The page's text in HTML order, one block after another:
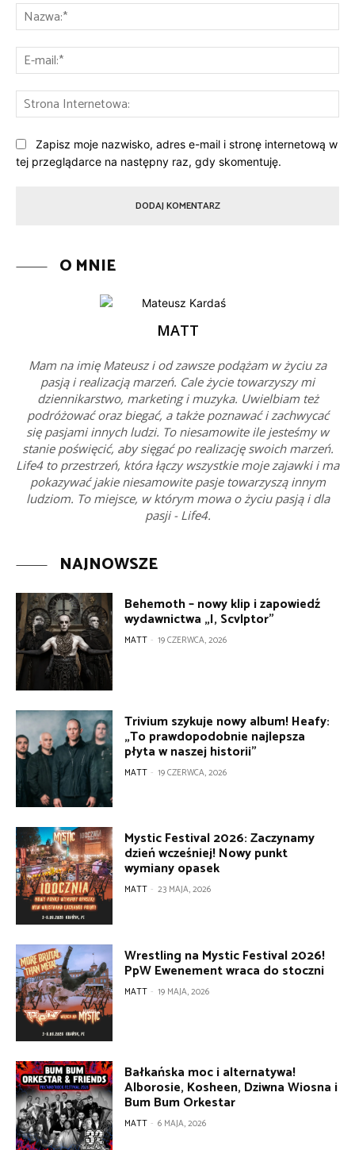
Zapisz moje nazwisko, adres e-mail i stronę internetową w
tej przeglądarce na następny raz, gdy skomentuję.
O MNIE
MATT
Mam na imię Mateusz i od zawsze podążam w życiu za
pasją i realizacją marzeń. Cale życie towarzyszy mi
dziennikarstwo, marketing i muzyka. Uwielbiam też
podróżować oraz biegać, a także poznawać i zachwycać
się pasjami innych ludzi. To niesamowite ile jesteśmy w
stanie poświęcić, aby sięgać po realizację swoich marzeń.
Life4 to przestrzeń, która łączy wszystkie moje zajawki i ma
pokazywać jakie niesamowite pasje towarzyszą innym
ludziom. To miejsce, w którym mowa o życiu pasją i dla
pasji - Life4.
NAJNOWSZE
Behemoth – nowy klip i zapowiedź
wydawnictwa „I, Scvlptor”
MATT - 19 CZERWCA, 2026
Trivium szykuje nowy album! Heafy:
„To prawdopodobnie najlepsza
płyta w naszej historii”
MATT - 19 CZERWCA, 2026
Mystic Festival 2026: Zaczynamy
dzień wcześniej! Nowy punkt
wymiany opasek
MATT - 23 MAJA, 2026
Wrestling na Mystic Festival 2026!
PpW Ewenement wraca do stoczni
MATT - 19 MAJA, 2026
Bałkańska moc i alternatywa!
Alborosie, Kosheen, Dziwna Wiosna i
Bum Bum Orkestar
MATT - 6 MAJA, 2026